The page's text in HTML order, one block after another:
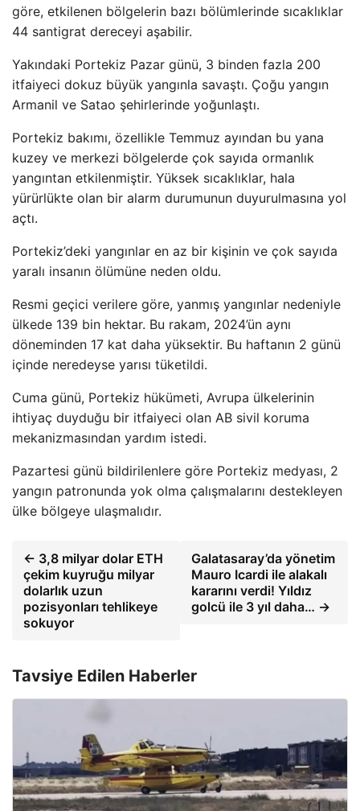
göre, etkilenen bölgelerin bazı bölümlerinde sıcaklıklar
44 santigrat dereceyi aşabilir.
Yakındaki Portekiz Pazar günü, 3 binden fazla 200
itfaiyeci dokuz büyük yangınla savaştı. Çoğu yangın
Armanil ve Satao şehirlerinde yoğunlaştı.
Portekiz bakımı, özellikle Temmuz ayından bu yana
kuzey ve merkezi bölgelerde çok sayıda ormanlık
yangıntan etkilenmiştir. Yüksek sıcaklıklar, hala
yürürlükte olan bir alarm durumunun duyurulmasına yol
açtı.
Portekiz’deki yangınlar en az bir kişinin ve çok sayıda
yaralı insanın ölümüne neden oldu.
Resmi geçici verilere göre, yanmış yangınlar nedeniyle
ülkede 139 bin hektar. Bu rakam, 2024’ün aynı
döneminden 17 kat daha yüksektir. Bu haftanın 2 günü
içinde neredeyse yarısı tüketildi.
Cuma günü, Portekiz hükümeti, Avrupa ülkelerinin
ihtiyaç duyduğu bir itfaiyeci olan AB sivil koruma
mekanizmasından yardım istedi.
Pazartesi günü bildirilenlere göre Portekiz medyası, 2
yangın patronunda yok olma çalışmalarını destekleyen
ülke bölgeye ulaşmalıdır.
← 3,8 milyar dolar ETH
çekim kuyruğu milyar
dolarlık uzun
pozisyonları tehlikeye
sokuyor
Galatasaray’da yönetim
Mauro Icardi ile alakalı
kararını verdi! Yıldız
golcü ile 3 yıl daha… →
Tavsiye Edilen Haberler